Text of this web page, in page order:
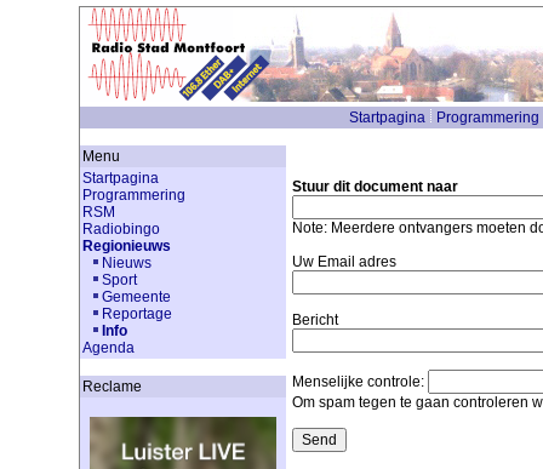
Startpagina Programmering
Menu
Startpagina
Programmering
RSM
Radiobingo
Regionieuws
Nieuws
Sport
Gemeente
Reportage
Info
Agenda
Reclame
Stuur dit document naar
Note: Meerdere ontvangers moeten
Uw Email adres
Bericht
Menselijke controle:
Om spam tegen te gaan controleren